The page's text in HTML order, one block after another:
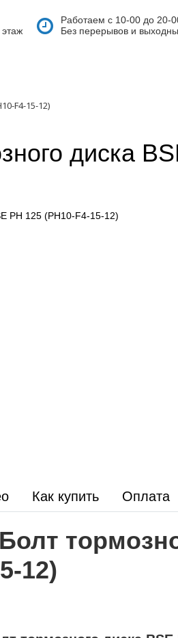
Работаем с 10-00 до 20-
Без перерывов и
F4-15-12)
диска
Как купить Оплата
12)